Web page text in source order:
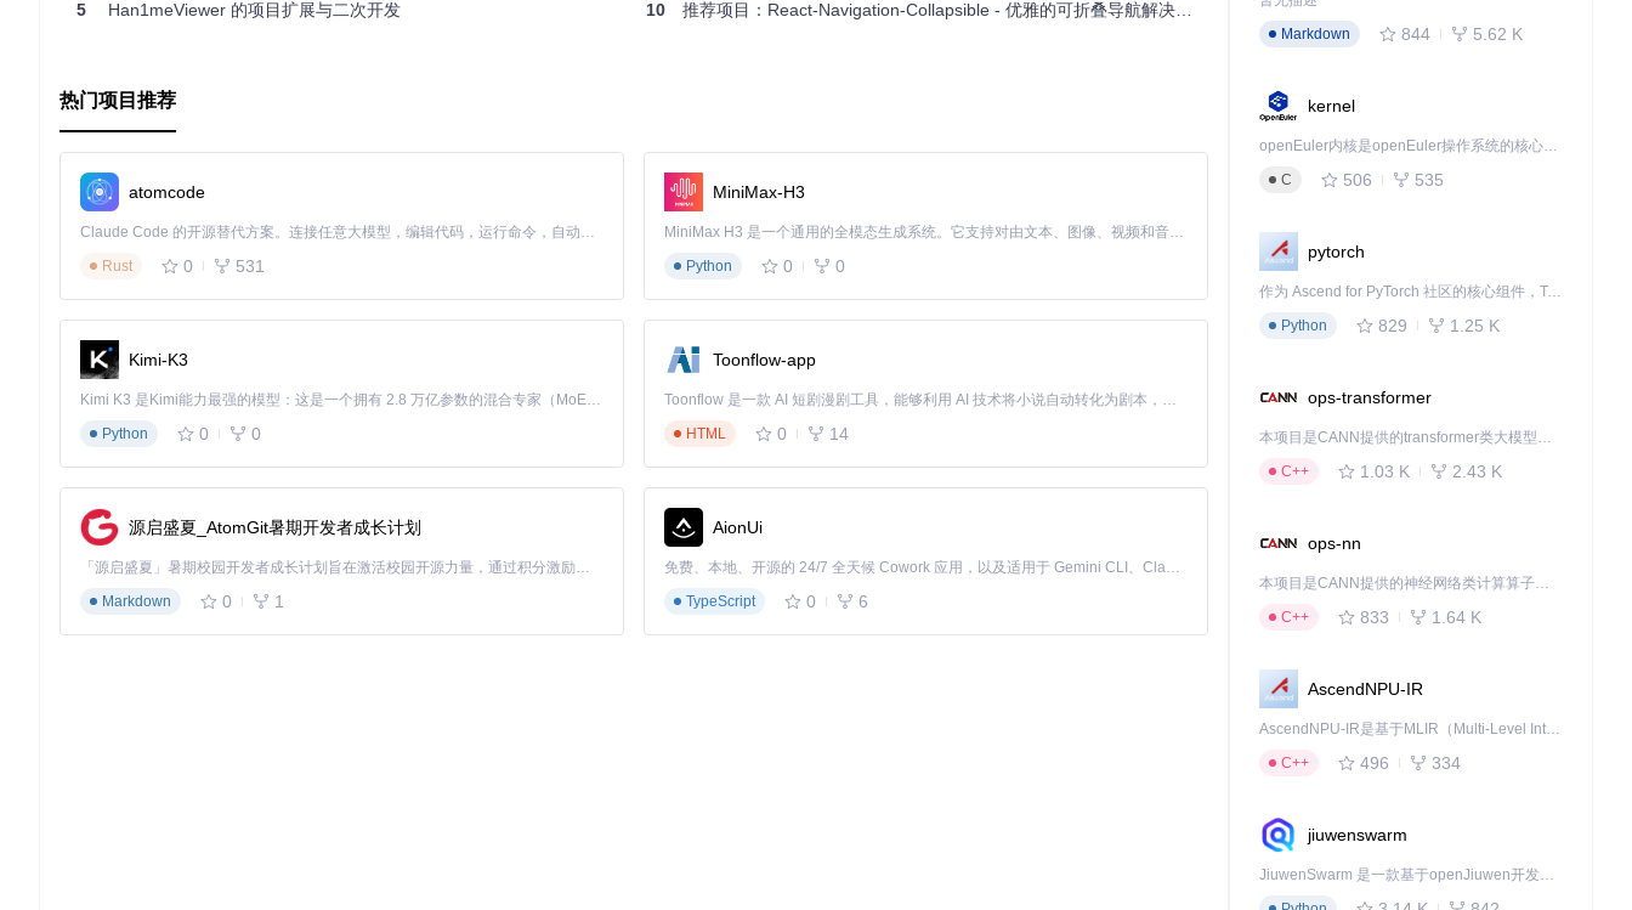
5 Han1meViewer 的项目扩展与二次开发 10 推荐项目：React-Navigation-Collapsible - 优雅的可折叠导航解决方案
热门项目推荐
atomcode
Claude Code 的开源替代方案。连接任意大模型，编辑代码，运行命令，自动验证 — 全自动执行。用 Rust 构建，极致性能。 ｜ An open-source alternative to Claude Code. Connect any LLM, edit code, run commands, and verify changes — autonomously. Built in Rust for speed. Get Started
Rust
0 531
MiniMax-H3
MiniMax H3 是一个通用的全模态生成系统。它支持对由文本、图像、视频和音频组成的多模态上下文进行统一理解，并能生成分辨率高达 2K、时长可达 15 秒的带原生立体声音频的视频。得益于面向任务泛化的系统设计，H3 在预训练阶段就已具备广泛的多模态上下文理解与生成能力，能够出色地执行复杂的多模态指令。
Python
0 0
Kimi-K3
Kimi K3 是Kimi能力最强的模型：这是一个拥有 2.8 万亿参数的混合专家（MoE）模型，具备原生视觉理解能力，并支持 100 万 token 的上下文窗口。
Python
0 0
Toonflow-app
Toonflow 是一款 AI 短剧漫剧工具，能够利用 AI 技术将小说自动转化为剧本，并结合 AI 生成的图片和视频，实现高效的短剧创作。借助 Toonflow，可以轻松完成从文字到影像的全流程，让短剧制作变得更加智能与便捷。
HTML
0 14
源启盛夏_AtomGit暑期开发者成长计划
「源启盛夏」暑期校园开发者成长计划旨在激活校园开源力量，通过积分激励、认证扶持、资源倾斜等形式，引导高校组织和开发者完成「入驻 — 建项目 — 做贡献 — 获认证 — 得资源」的完整闭环。无论你是想带领社团入驻平台的组织者，还是希望用代码贡献证明自己的开发者，都能在这里找到属于你的成长路径。
Markdown
0 1
AionUi
免费、本地、开源的 24/7 全天候 Cowork 应用，以及适用于 Gemini CLI、Claude Code、Codex、OpenCode、Qwen Code、Goose CLI、Auggie 等的 OpenClaw | 🌟 喜欢就点star吧
TypeScript
0 6
Markdown
844 5.62 K
kernel
openEuler内核是openEuler操作系统的核心，既是系统性能与稳定性的基石，也是连接处理器、设备与服务的桥梁。
C
506 535
pytorch
作为 Ascend for PyTorch 社区的核心组件，TorchNPU 是昇腾专为 PyTorch 打造的深度学习适配插件，使 PyTorch 框架能够直接调用昇腾 NPU，为开发者提供昇腾 AI 处理器的超强算力。
Python
829 1.25 K
ops-transformer
本项目是CANN提供的transformer类大模型算子库，实现网络在NPU上加速计算。
C++
1.03 K 2.43 K
ops-nn
本项目是CANN提供的神经网络类计算算子库，实现网络在NPU上加速计算。
C++
833 1.64 K
AscendNPU-IR
AscendNPU-IR是基于MLIR（Multi-Level Intermediate Representation）构建的，面向昇腾亲和算子编译时使用的中间表示，提供昇腾完备表达能力，通过编译优化提升昇腾AI处理器计算效率，支持通过生态框架使能昇腾AI处理器与深度调优
C++
496 334
jiuwenswarm
JiuwenSwarm 是一款基于openJiuwen开发的智能AI Agent，它能够将大语言模型的强大能力，通过你日常使用的各类通讯应用，直接延伸至你的指尖。